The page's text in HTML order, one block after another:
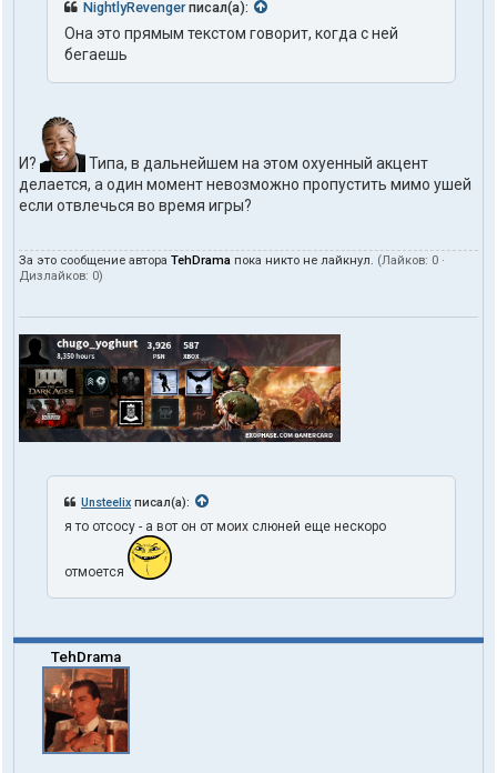
NightlyRevengerписал(а):
Она это прямым текстом говорит, когда с ней
бегаешь
И?
Типа, в дальнейшем на этом охуенный акцент
делается, а один момент невозможно пропустить мимо ушей
если отвлечься во время игры?
За это сообщение автора TehDrama пока никто не лайкнул. (Лайков: 0 ·
Дизлайков: 0)
Unsteelix писал(а):
я то отсосу - а вот он от моих слюней еще нескоро
отмоется
TehDrama